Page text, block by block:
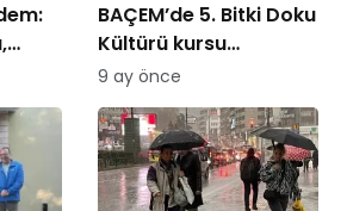
BAÇEM’de 5. Bitki Doku
Kültürü kursu
tamamlandı
9 ay önce